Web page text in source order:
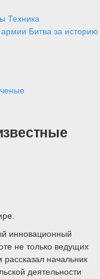
Техника
армии Битва за историю
инновационный
не только ведущих
начальник
деятельности